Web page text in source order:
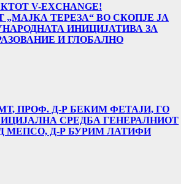
V-EXCHANGE!
„МАЈКА ТЕРЕЗА“ ВО СКОПЈЕ ЈА
ИНИЦИЈАТИВА ЗА
И ГЛОБАЛНО
ПРОФ. Д-Р БЕКИМ ФЕТАЈИ, ГО
СРЕДБА ГЕНЕРАЛНИОТ
МЕПСО, Д-Р БУРИМ ЛАТИФИ